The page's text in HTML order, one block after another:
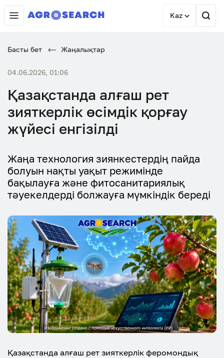
Kaz
Басты бет Жаңалықтар
04.06.2026, 01:06
Қазақстанда алғаш рет
зияткерлік өсімдік қорғау
жүйесі енгізілді
Жаңа технология зиянкестердің пайда
болуын нақты уақыт режимінде
бақылауға және фитосанитариялық
тәуекелдерді болжауға мүмкіндік береді
Қазақстанда алғаш рет зияткерлік феромондық